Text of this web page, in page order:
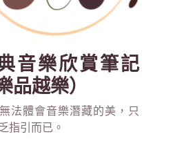
音樂欣賞筆記
品越樂）
法體會音樂潛藏的美，只
指引而已。